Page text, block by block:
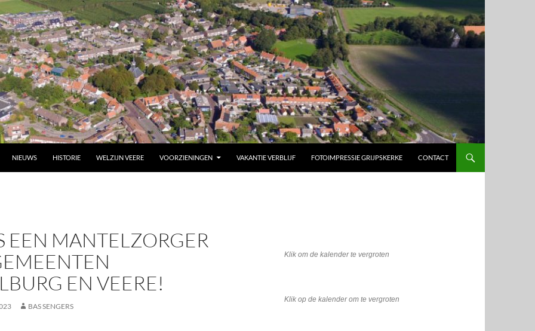
NIEUWS HISTORIE WELZIJN VEERE VOORZIENINGEN VAKANTIE VERBLIJF FOTOIMPRESSIE GRIJPSKERKE CONTACT
EEN MANTELZORGER
EN VEERE!
BAS SENGERS
Klik om de kalender te vergroten
Klik op de kalender om te vergroten